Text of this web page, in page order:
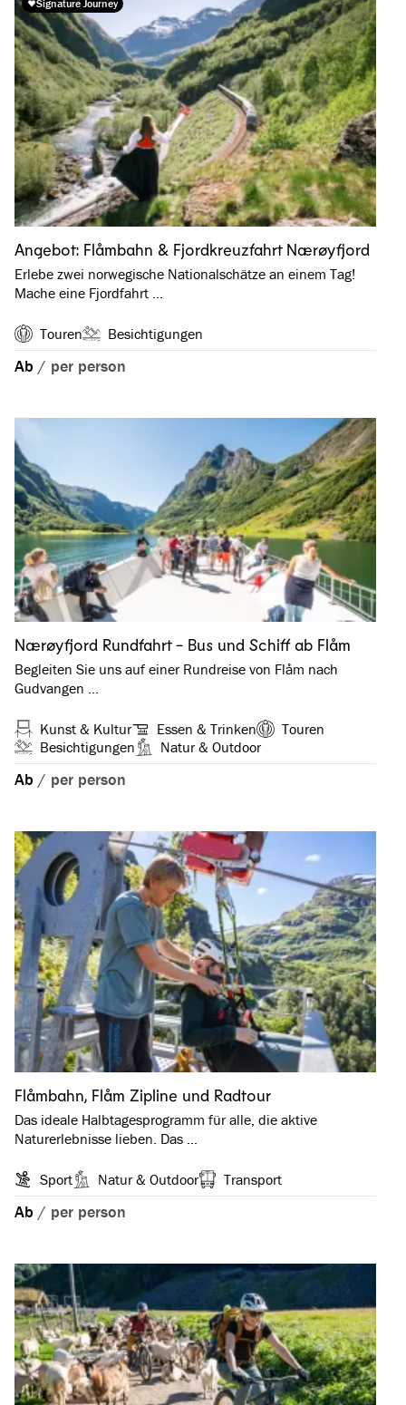
Signature Journey
Angebot: Flåmbahn & Fjordkreuzfahrt Nærøyfjord
Erlebe zwei norwegische Nationalschätze an einem Tag!
Mache eine Fjordfahrt …
Touren Besichtigungen
Ab / per person
Nærøyfjord Rundfahrt - Bus und Schiff ab Flåm
Begleiten Sie uns auf einer Rundreise von Flåm nach
Gudvangen …
Kunst & Kultur Essen & Trinken
Touren
Besichtigungen
Natur & Outdoor
Ab / per person
Flåmbahn, Flåm Zipline und Radtour
Das ideale Halbtagesprogramm für alle, die aktive
Naturerlebnisse lieben. Das …
Sport Natur & Outdoor Transport
Ab / per person